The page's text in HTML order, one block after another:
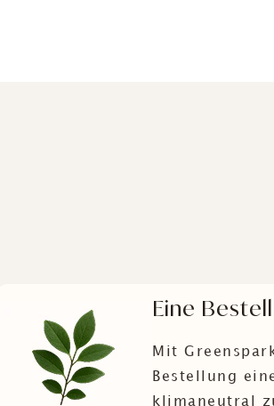
Eine
Mit
Bestellung
klimaneutral